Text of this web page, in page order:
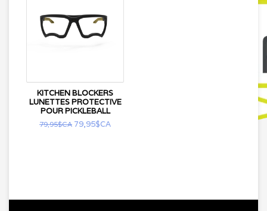
KITCHEN BLOCKERS
LUNETTES PROTECTIVE
POUR PICKLEBALL
79,95$CA 79,95$CA